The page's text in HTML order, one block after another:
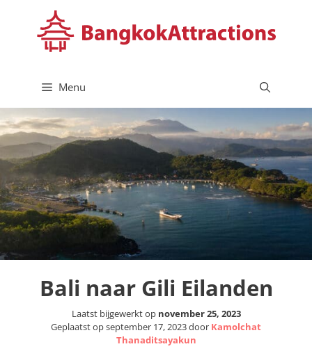
Menu
Bali naar Gili Eilanden
Laatst bijgewerkt op november 25, 2023
Geplaatst opseptember 17, 2023door Kamolchat
Thanaditsayakun